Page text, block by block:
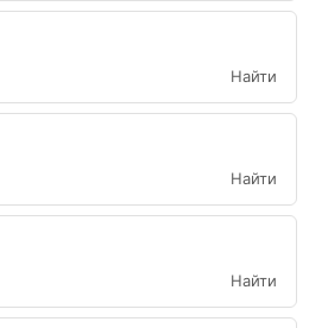
Найти
Найти
Найти